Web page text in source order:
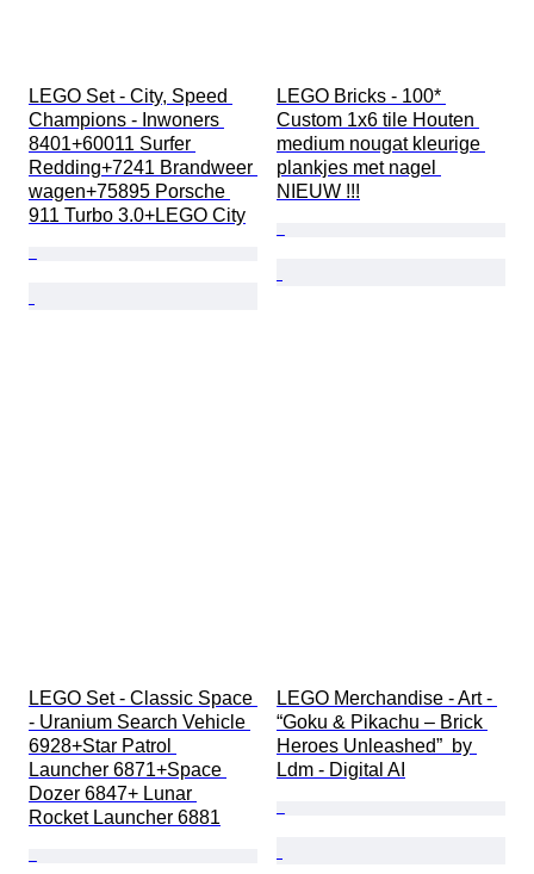
LEGO Set - City, Speed
Champions - Inwoners
8401+60011 Surfer
Redding+7241 Brandweer
wagen+75895 Porsche
911 Turbo 3.0+LEGO City
LEGO Bricks - 100*
Custom 1x6 tile Houten
medium nougat kleurige
plankjes met nagel
NIEUW !!!
LEGO Set - Classic Space
- Uranium Search Vehicle
6928+Star Patrol
Launcher 6871+Space
Dozer 6847+ Lunar
Rocket Launcher 6881
LEGO Merchandise - Art -
“Goku & Pikachu – Brick
Heroes Unleashed”  by
Ldm - Digital AI